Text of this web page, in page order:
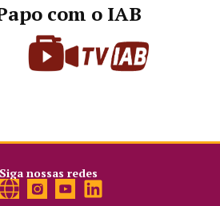
com o IAB
Siga nossas redes